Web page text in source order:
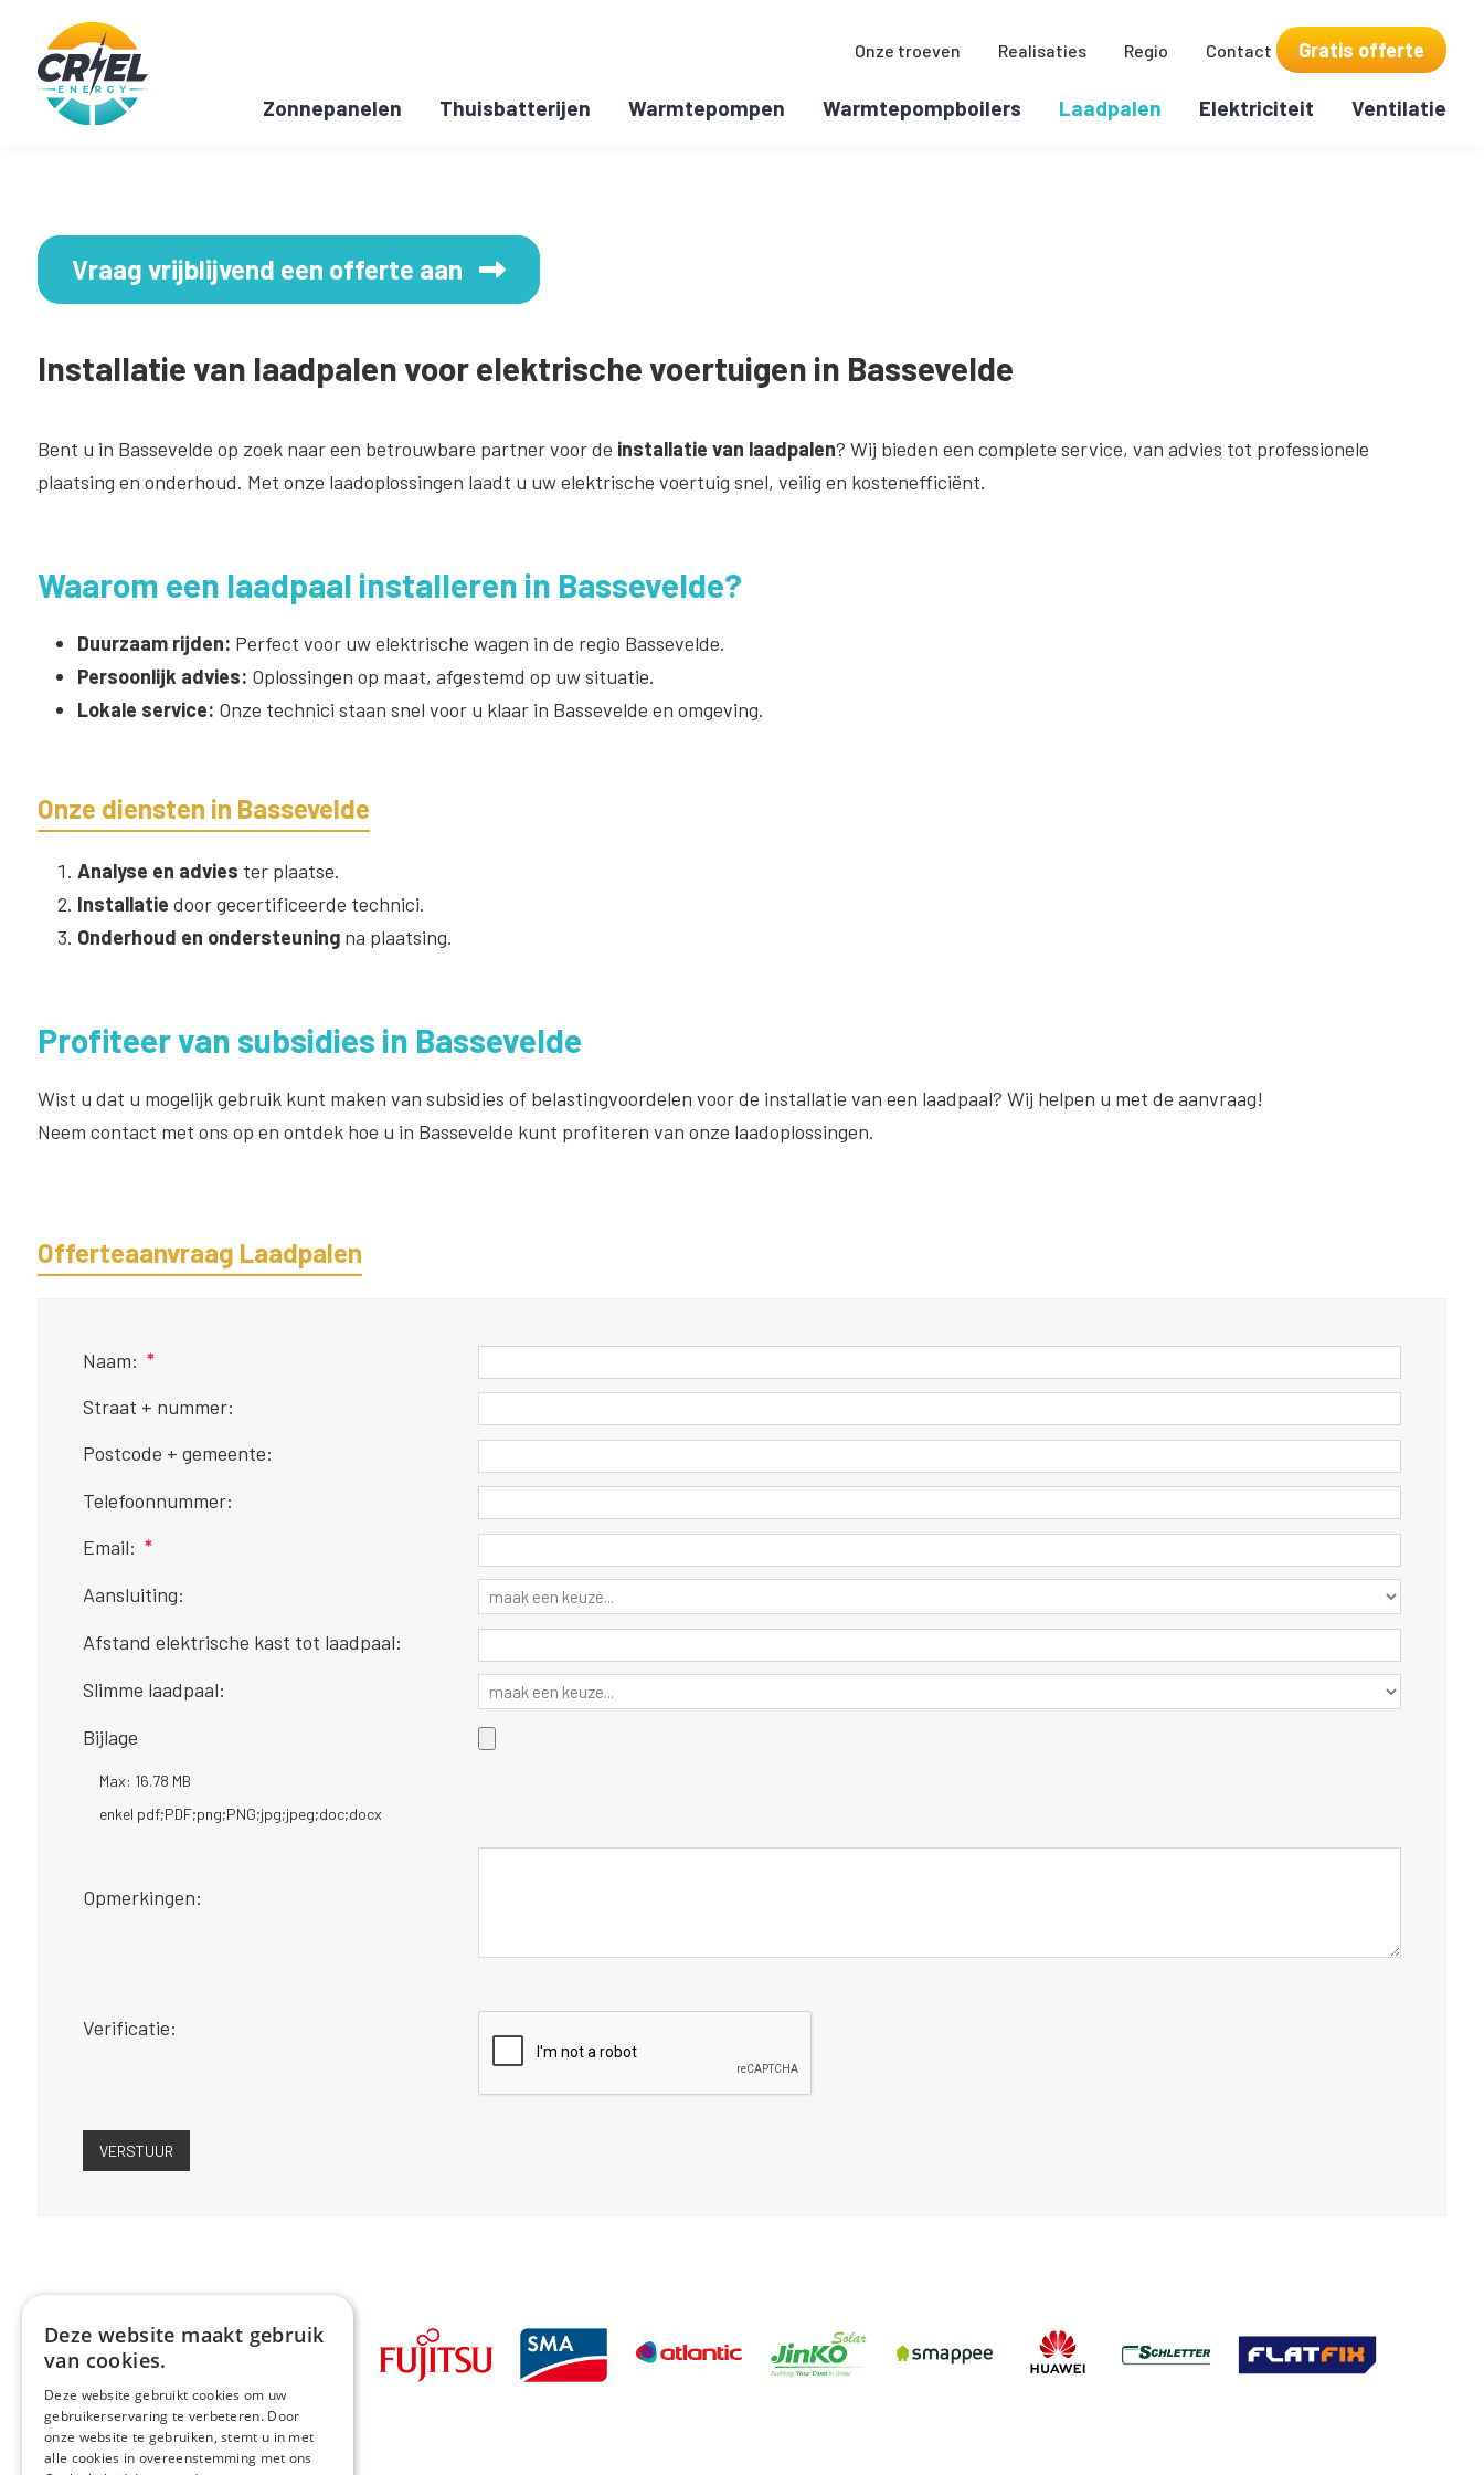
Onze troeven Realisaties Regio Contact Gratis offerte
Zonnepanelen Thuisbatterijen Warmtepompen Warmtepompboilers Laadpalen Elektriciteit Ventilatie
Vraag vrijblijvend een offerte aan
Installatie van laadpalen voor elektrische voertuigen in Bassevelde
Bent u in Bassevelde op zoek naar een betrouwbare partner voor de installatie van laadpalen? Wij bieden een complete service, van advies tot professionele
plaatsing en onderhoud. Met onze laadoplossingen laadt u uw elektrische voertuig snel, veilig en kostenefficiënt.
Waarom een laadpaal installeren in Bassevelde?
Duurzaam rijden: Perfect voor uw elektrische wagen in de regio Bassevelde.
Persoonlijk advies: Oplossingen op maat, afgestemd op uw situatie.
Lokale service: Onze technici staan snel voor u klaar in Bassevelde en omgeving.
Onze diensten in Bassevelde
Analyse en advies ter plaatse.
Installatie door gecertificeerde technici.
Onderhoud en ondersteuningna plaatsing.
Profiteer van subsidies in Bassevelde
Wist u dat u mogelijk gebruik kunt maken van subsidies of belastingvoordelen voor de installatie van een laadpaal? Wij helpen u met de aanvraag!
Neem contact met ons op en ontdek hoe u in Bassevelde kunt profiteren van onze laadoplossingen.
Offerteaanvraag Laadpalen
Naam: *
Straat + nummer:
Postcode + gemeente:
Telefoonnummer:
Email: *
Aansluiting:
Afstand elektrische kast tot laadpaal:
Slimme laadpaal:
Bijlage
Max: 16.78 MB
enkel pdf;PDF;png;PNG;jpg;jpeg;doc;docx
Opmerkingen:
Verificatie:
Deze website maakt gebruik
van cookies.
Deze website gebruikt cookies om uw
gebruikerservaring te verbeteren. Door
onze website te gebruiken, stemt u in met
alle cookies in overeenstemming met ons